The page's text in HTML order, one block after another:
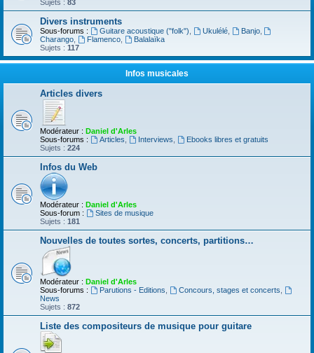
Sujets : 83
Divers instruments
Sous-forums : Guitare acoustique ("folk") Ukulélé, Banjo,
Charango
Flamenco,
Balalaïka
Sujets : 117
Infos musicales
Articles divers
Modérateur : Daniel d'Arles
Sous-forums :
Articles Interviews
Ebooks libres et gratuits
Sujets : 224
Infos du Web
Modérateur : Daniel d'Arles
Sous-forum :
Sites de musique
Sujets : 181
Nouvelles de toutes sortes, concerts, partitions…
Modérateur : Daniel d'Arles
Sous-forums :
Parutions - Editions Concours, stages et concerts
News
Sujets : 872
Liste des compositeurs de musique pour guitare